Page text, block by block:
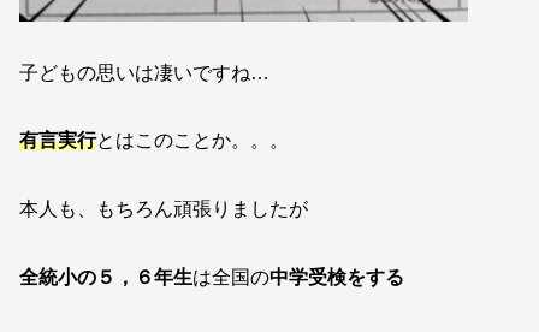
子どもの思いは凄いですね…
有言実行とはこのことか。。。
本人も、もちろん頑張りましたが
全統小の５，６年生は全国の中学受検をする